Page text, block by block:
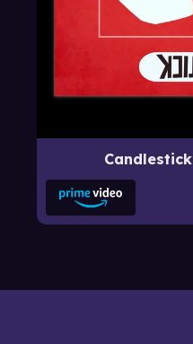
Candlestick